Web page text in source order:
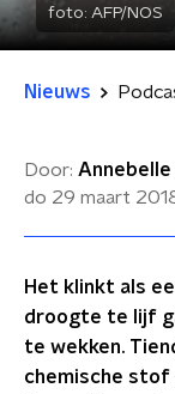
foto: AFP/NOS
Nieuws
Door: Annebelle
do 29 maart
Het klinkt als
droogte te lijf
te wekken.
chemische stof